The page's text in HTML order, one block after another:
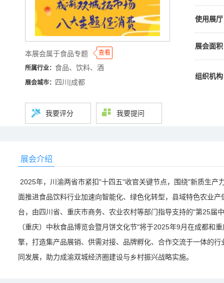
使用展
展会面
组织机构
本展会属于食品专题 ◆
◆查看
所属行业： 食品、饮料、酒
展会城市： 四川|成都
我要评分 我要提问
展会介绍
2025年，川渝两省市紧扣"十四五"收官关键节点，围绕"新质生
面推进食品饮料行业加速向智能化、绿色化转型，县域特色农业
台，由四川省、重庆市商务、农业农村等部门指导支持的"第25届
（重庆）中秋食品博览会暨月饼文化节"将于2025年9月在成都和
擎，打造集产品展销、供需对接、品牌孵化、合作交流于一体的
同发展，助力成渝双城经济圈建设与乡村振兴战略实施。